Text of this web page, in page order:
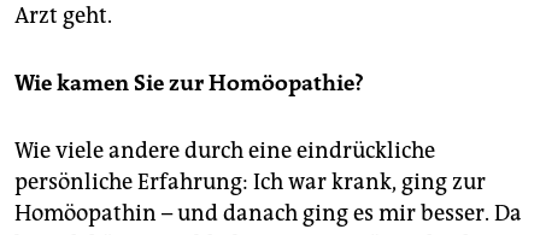
Arzt geht.
Wie kamen Sie zur Homöopathie?
Wie viele andere durch eine eindrückliche
persönliche Erfahrung: Ich war krank, ging zur
Homöopathin – und danach ging es mir besser. Da